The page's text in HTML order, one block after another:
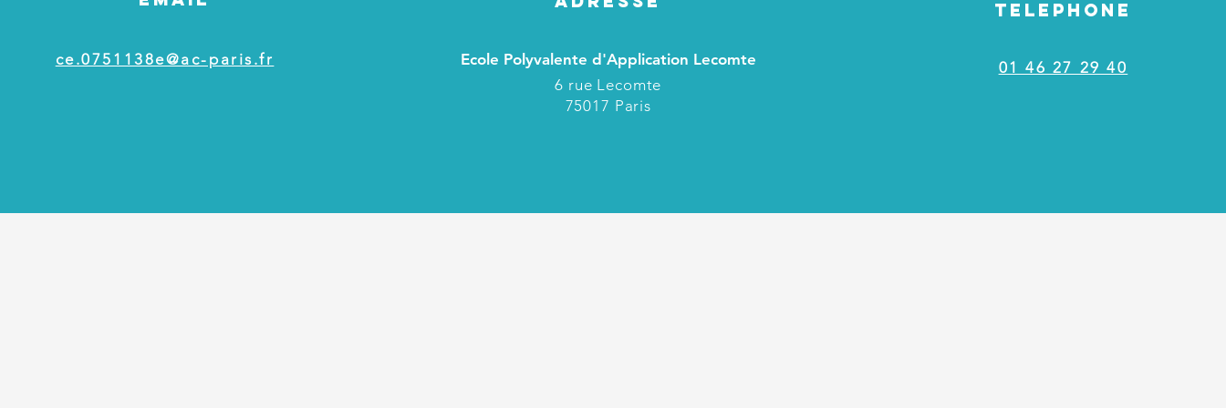
ce.0751138e@ac-paris.fr
Ecole Polyvalente d'Application Lecomte
6 rue Lecomte
75017 Paris
TELEPHONE
01 46 27 29 40